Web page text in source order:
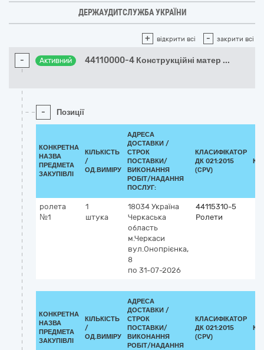
ДЕРЖАУДИТСЛУЖБА УКРАЇНИ
+ відкрити всі - закрити всі
- Активний 44110000-4 Конструкційні матер ...
- Позиції
КОНКРЕТНА
НАЗВА
ПРЕДМЕТА
ЗАКУПІВЛІ
КІЛЬКІСТЬ
/
ОД.ВИМІРУ
АДРЕСА
ДОСТАВКИ /
СТРОК
ПОСТАВКИ/
ВИКОНАННЯ
РОБІТ/НАДАННЯ
ПОСЛУГ:
КЛАСИФІКАТОР
ДК 021:2015
(CPV)
ролета
№1
1
штука
18034 Україна
Черкаська
область
м.Черкаси
вул.Онопрієнка,
8
по 31-07-2026
44115310-5
Ролети
КОНКРЕТНА
НАЗВА
ПРЕДМЕТА
ЗАКУПІВЛІ
КІЛЬКІСТЬ
/
ОД.ВИМІРУ
АДРЕСА
ДОСТАВКИ /
СТРОК
ПОСТАВКИ/
ВИКОНАННЯ
РОБІТ/НАДАННЯ
КЛАСИФІКАТОР
ДК 021:2015
(CPV)